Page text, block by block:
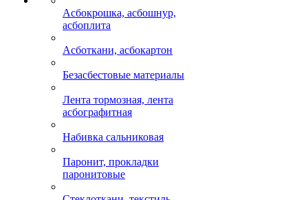
Асбокрошка, асбошнур,
асбоплита
Асботкани, асбокартон
Безасбестовые материалы
Лента тормозная, лента
асбографитная
Набивка сальниковая
Паронит, прокладки
паронитовые